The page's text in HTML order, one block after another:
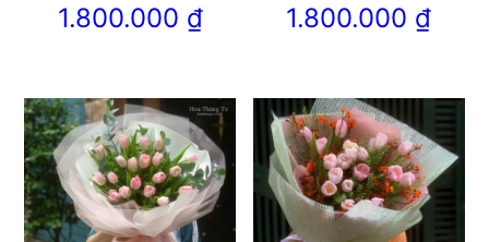
1.800.000 ₫ 1.800.000 ₫